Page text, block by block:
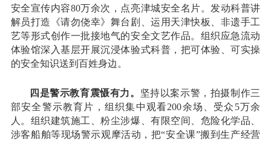
安全宣传内容80万余次，点亮津城安全名片。发动科普讲
解员打造《请勿侥幸》舞台剧、运用天津快板、非遗手工
艺等形式创作一批接地气的安全文艺作品。组织应急流动
体验馆深入基层开展沉浸体验式科普，把可体验、可实操
的安全知识送到百姓身边。
四是警示教育震慑有力。 坚持以案示警，拍摄制作三
部安全警示教育片，组织集中观看200余场、受众5万余
人。组织建筑施工、粉尘涉爆、有限空间、危险化学品、
涉客船舶等现场警示观摩活动，把“安全课”搬到生产经营